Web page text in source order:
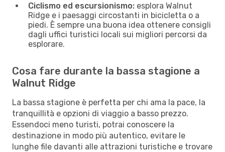
Ciclismo ed escursionismo: esplora Walnut
Ridge e i paesaggi circostanti in bicicletta o a
piedi. È sempre una buona idea ottenere consigli
dagli uffici turistici locali sui migliori percorsi da
esplorare.
Cosa fare durante la bassa stagione a
Walnut Ridge
La bassa stagione è perfetta per chi ama la pace, la
tranquillità e opzioni di viaggio a basso prezzo.
Essendoci meno turisti, potrai conoscere la
destinazione in modo più autentico, evitare le
lunghe file davanti alle attrazioni turistiche e trovare